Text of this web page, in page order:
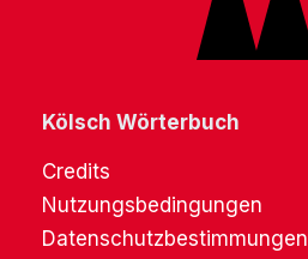
Kölsch Wörterbuch
Credits
Nutzungsbedingungen
Datenschutzbestimmungen